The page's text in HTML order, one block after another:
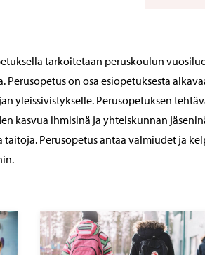
tarkoitetaan peruskoulun
Perusopetus on osa esiopetuksesta
yleissivistykselle. Perusopetuksen
kasvua ihmisinä ja yhteiskunnan
taitoja. Perusopetus antaa valmiudet ja